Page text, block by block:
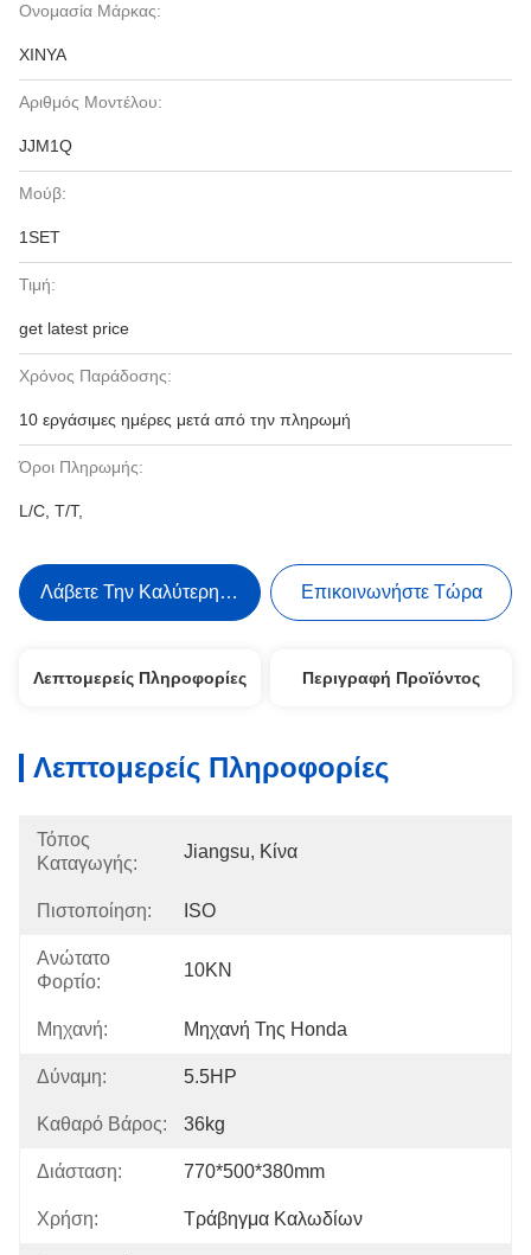
Ονομασία Μάρκας:
XINYA
Αριθμός Μοντέλου:
JJM1Q
Μούβ:
1SET
Τιμή:
get latest price
Χρόνος Παράδοσης:
10 εργάσιμες ημέρες μετά από την πληρωμή
Όροι Πληρωμής:
L/C, T/T,
Λάβετε Την Καλύτερη Τιμή Επικοινωνήστε Τώρα
Λεπτομερείς Πληροφορίες Περιγραφή Προϊόντος
Λεπτομερείς Πληροφορίες
Τόπος
Καταγωγής:
Jiangsu, Κίνα
Πιστοποίηση: ISO
Ανώτατο
Φορτίο:
10KN
Μηχανή: Μηχανή Της Honda
Δύναμη: 5.5HP
Καθαρό Βάρος: 36kg
Διάσταση: 770*500*380mm
Χρήση: Τράβηγμα Καλωδίων